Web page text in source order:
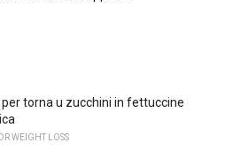
per torna u zucchini in fettuccine
WEIGHT LOSS